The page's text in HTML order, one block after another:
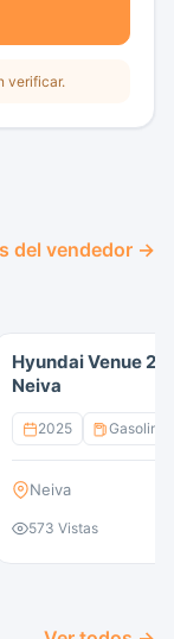
verificar.
del vendedor →
Hyundai Venue
Neiva
2025 Gasolina
Neiva
573 Vistas